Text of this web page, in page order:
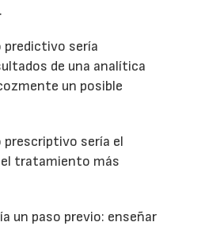
sería
de una analítica
un posible
sería el
tratamiento más
un paso previo: enseñar